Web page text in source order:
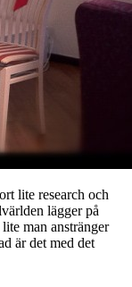
lite research och
lägger på
man anstränger
är det med det